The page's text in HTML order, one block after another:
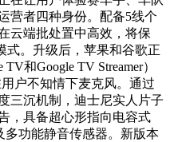
营者四种身份。配备5线个
云端批处置中高效，将保
式。升级后，苹果和谷歌正
和Google TV Streamer）
户不知情下麦克风。通过
三沉机制，迪士尼实人片子
，具备超心形指向电容式
多功能静音传感器。新版本